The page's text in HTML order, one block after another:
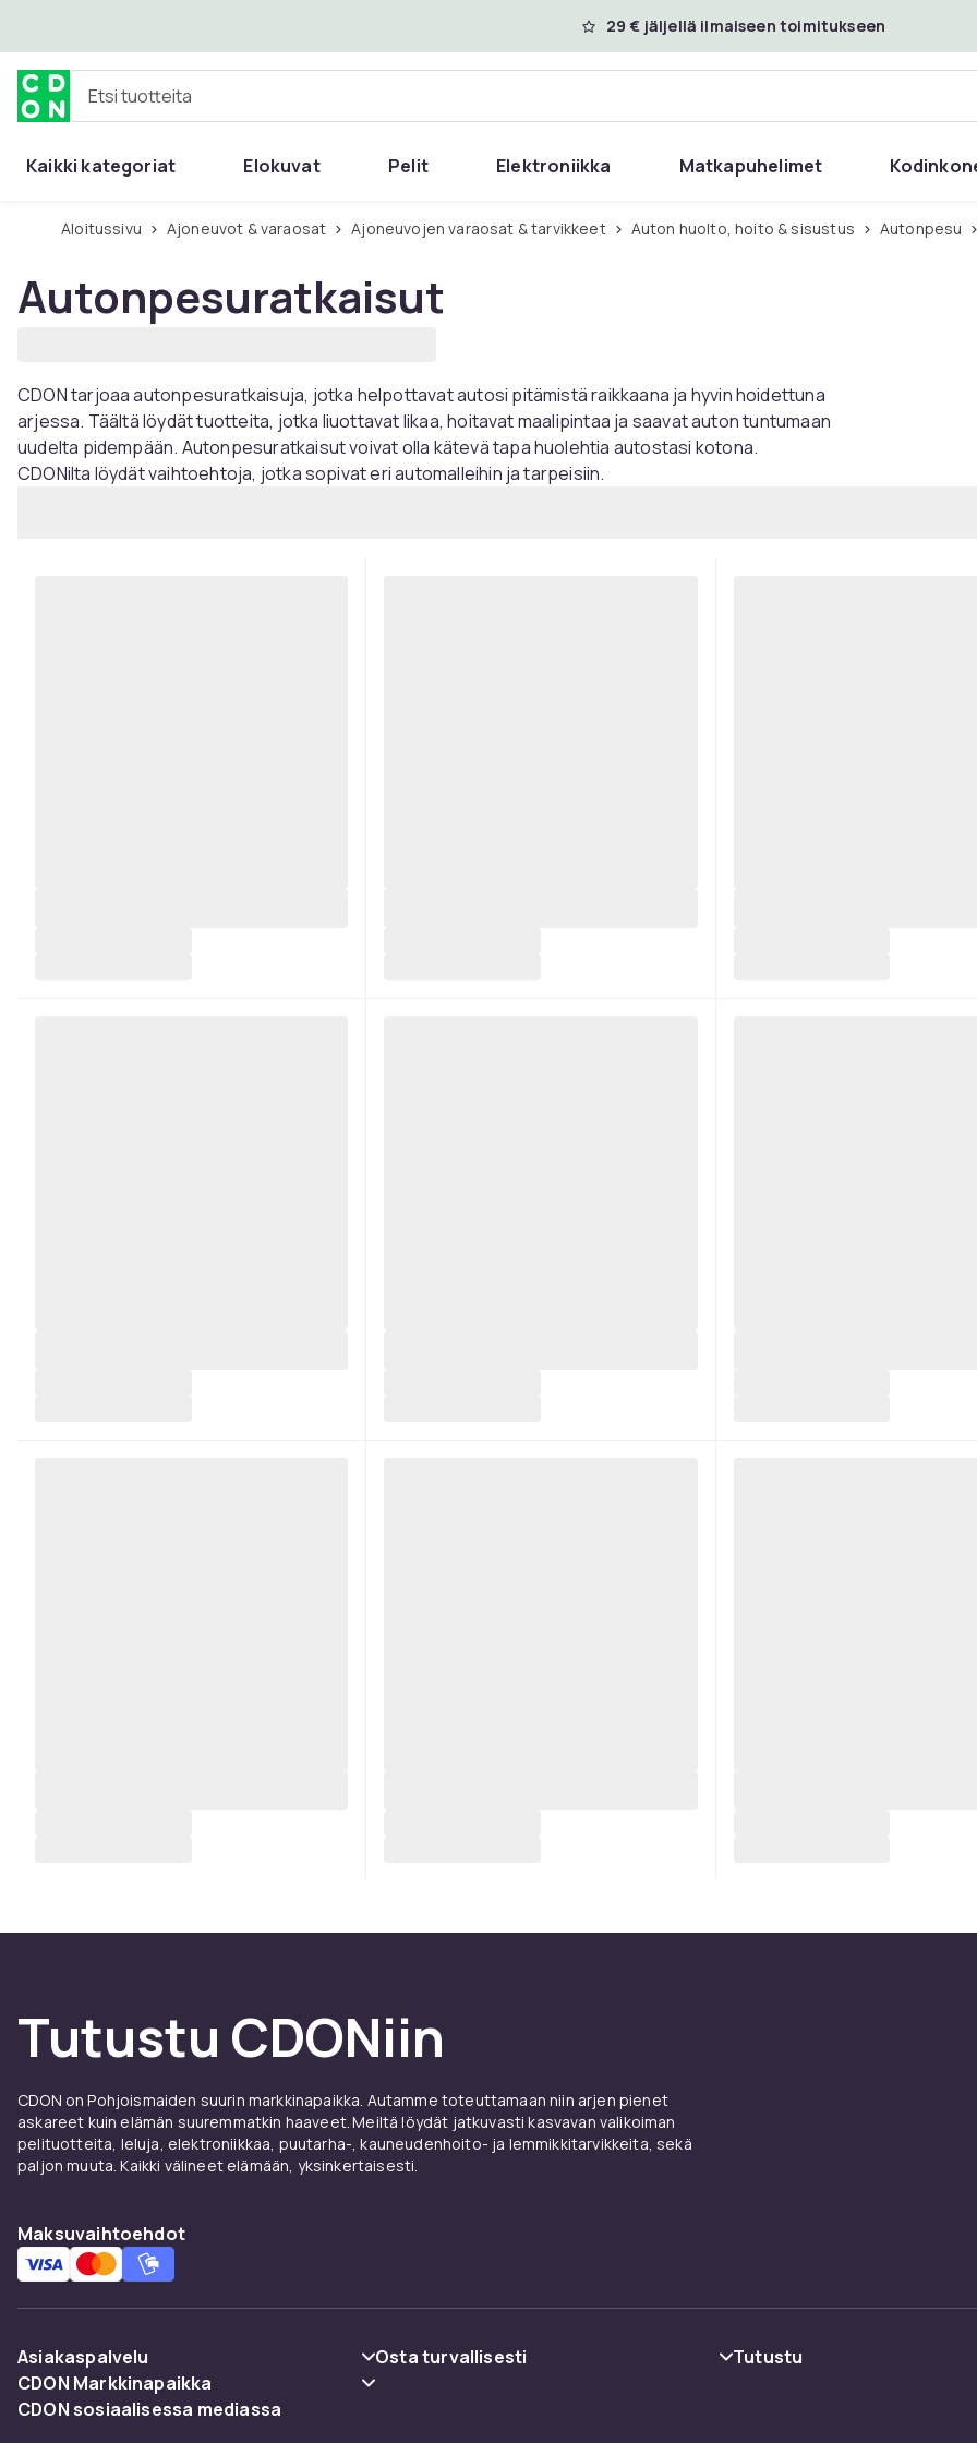
29 € jäljellä ilmaiseen toimitukseen
Etsi tuotteita
Kaikki kategoriat Elokuvat Pelit Elektroniikka Matkapuhelimet
Aloitussivu Ajoneuvot & varaosat Ajoneuvojen varaosat & tarvikkeet Auton huolto, hoito & sisustus Autonpesu
Autonpesuratkaisut
CDON tarjoaa autonpesuratkaisuja, jotka helpottavat autosi pitämistä raikkaana ja hyvin hoidettuna
arjessa. Täältä löydät tuotteita, jotka liuottavat likaa, hoitavat maalipintaa ja saavat auton tuntumaan
uudelta pidempään. Autonpesuratkaisut voivat olla kätevä tapa huolehtia autostasi kotona.
CDONilta löydät vaihtoehtoja, jotka sopivat eri automalleihin ja tarpeisiin.
Tutustu CDONiin
CDON on Pohjoismaiden suurin markkinapaikka. Autamme toteuttamaan niin arjen pienet
askareet kuin elämän suuremmatkin haaveet. Meiltä löydät jatkuvasti kasvavan valikoiman
pelituotteita, leluja, elektroniikkaa, puutarha-, kauneudenhoito- ja lemmikkitarvikkeita, sekä
paljon muuta. Kaikki välineet elämään, yksinkertaisesti.
Maksuvaihtoehdot
Asiakaspalvelu
Usein kysyttyä (UKK)
Osta turvallisesti
Tutustu
CDON Markkinapaikka
Merchant Help Center
CDON sosiaalisessa mediassa